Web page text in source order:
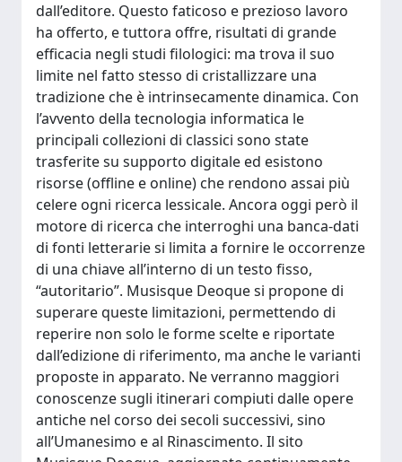
dall’editore. Questo faticoso e prezioso lavoro
ha offerto, e tuttora offre, risultati di grande
efficacia negli studi filologici: ma trova il suo
limite nel fatto stesso di cristallizzare una
tradizione che è intrinsecamente dinamica. Con
l’avvento della tecnologia informatica le
principali collezioni di classici sono state
trasferite su supporto digitale ed esistono
risorse (offline e online) che rendono assai più
celere ogni ricerca lessicale. Ancora oggi però il
motore di ricerca che interroghi una banca-dati
di fonti letterarie si limita a fornire le occorrenze
di una chiave all’interno di un testo fisso,
“autoritario”. Musisque Deoque si propone di
superare queste limitazioni, permettendo di
reperire non solo le forme scelte e riportate
dall’edizione di riferimento, ma anche le varianti
proposte in apparato. Ne verranno maggiori
conoscenze sugli itinerari compiuti dalle opere
antiche nel corso dei secoli successivi, sino
all’Umanesimo e al Rinascimento. Il sito